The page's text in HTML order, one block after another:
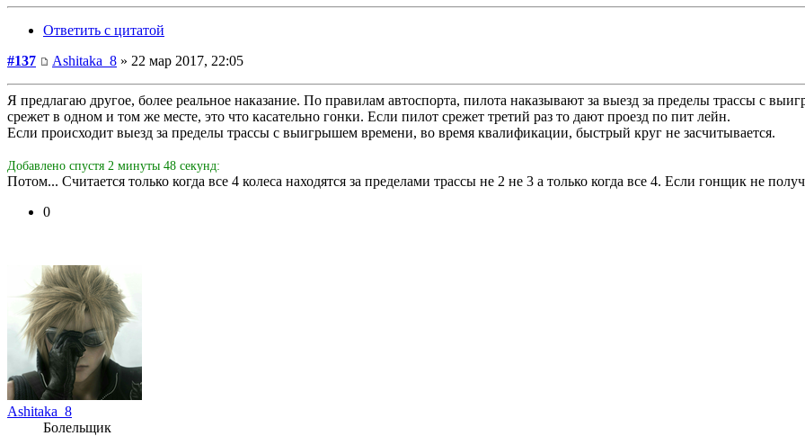
Ответить с цитатой
#137
Ashitaka_8 » 22 мар 2017, 22:05
Я предлагаю другое, более реальное наказание. По правилам автоспорта, пилота наказывают за выезд за пределы трассы с
срежет в одном и том же месте, это что касательно гонки. Если пилот срежет третий раз то дают проезд по пит лейн.
Если происходит выезд за пределы трассы с выигрышем времени, во время квалификации, быстрый круг не засчитывается.
Добавлено спустя 2 минуты 48 секунд:
Потом... Считается только когда все 4 колеса находятся за пределами трассы не 2 не 3 а только когда все 4. Если гонщик не
0
Ashitaka_8
Болельщик